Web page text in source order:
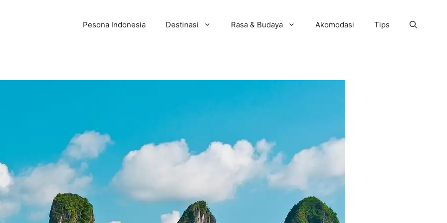
Pesona Indonesia Destinasi Rasa & Budaya Akomodasi Tips